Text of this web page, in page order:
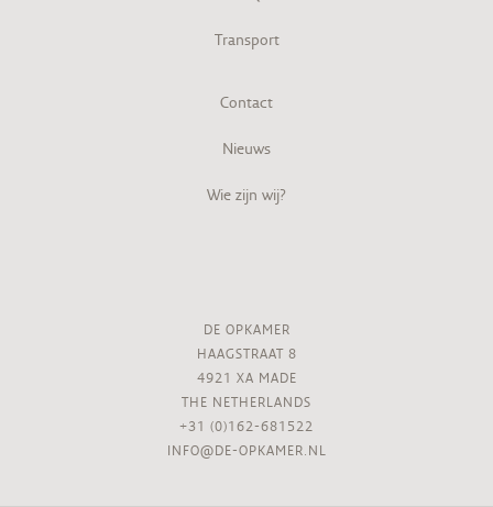
Transport
Contact
Nieuws
Wie zijn wij?
DE OPKAMER
HAAGSTRAAT 8
4921 XA MADE
THE NETHERLANDS
+31 (0)162-681522
INFO@DE-OPKAMER.NL